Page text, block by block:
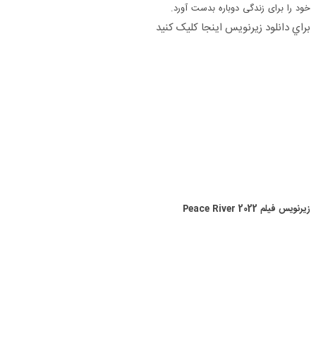
خود را برای زندگی دوباره بدست آورد.
براي دانلود زيرنويس اينجا کليک کنيد
زیرنویس فیلم Peace River 2022